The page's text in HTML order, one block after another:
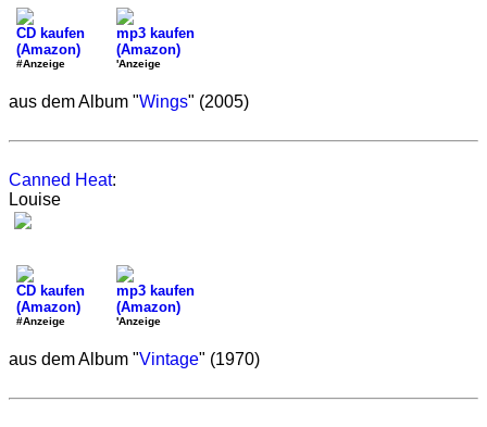
CD kaufen
(Amazon)
#Anzeige
mp3 kaufen
(Amazon)
'Anzeige
aus dem Album "Wings" (2005)
Canned Heat:
Louise
CD kaufen
(Amazon)
#Anzeige
mp3 kaufen
(Amazon)
'Anzeige
aus dem Album "Vintage" (1970)